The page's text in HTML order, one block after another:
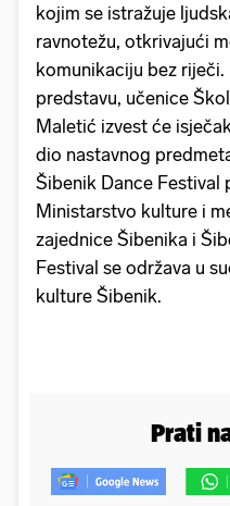
kojim se istražuje
ravnotežu, otkrivajući
komunikaciju bez riječi.
predstavu, učenice
Maletić izvest će
dio nastavnog
Šibenik Dance Festival
Ministarstvo kulture i
zajednice Šibenika i
Festival se održava u
kulture Šibenik.
Prati